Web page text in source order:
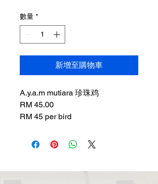
數量 *
新增至購物車
A.y.a.m mutiara 珍珠鸡
RM 45.00
RM 45 per bird